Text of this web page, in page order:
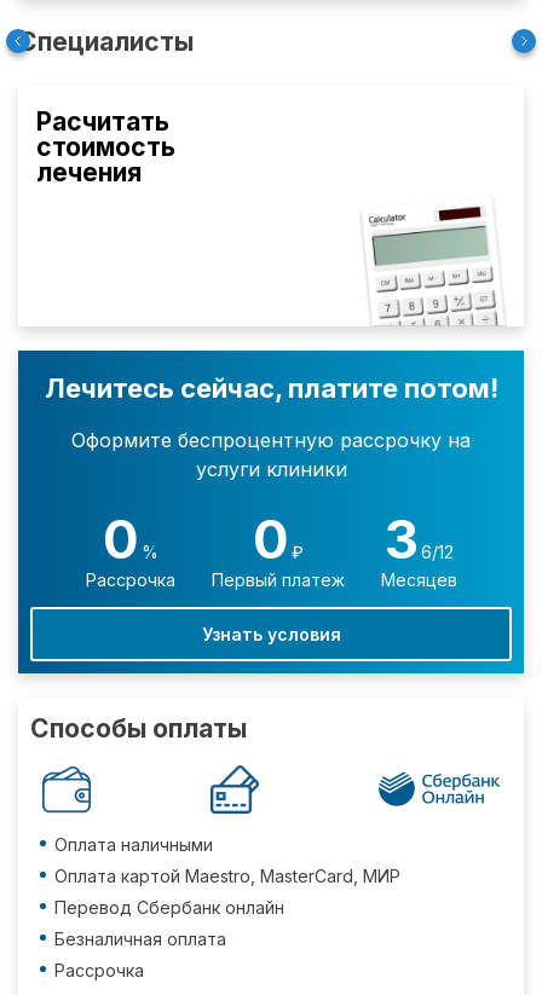
Специалисты
Расчитать
стоимость
лечения
Лечитесь сейчас, платите потом!
Оформите беспроцентную рассрочку на
услуги клиники
0 %
Рассрочка
0 ₽
Первый платеж
3 6/12
Месяцев
Узнать условия
Способы оплаты
Оплата наличными
Оплата картой Maestro, MasterCard, МИР
Перевод Сбербанк онлайн
Безналичная оплата
Рассрочка